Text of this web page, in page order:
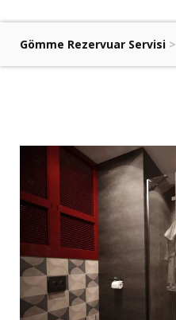
Gömme Rezervuar Servisi >